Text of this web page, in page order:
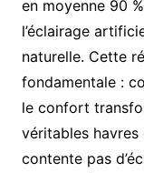
en moyenne 90
l’éclairage
naturelle. Cette
fondamentale :
le confort
véritables havres
contente pas